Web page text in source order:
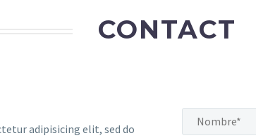
CONTACT
adipisicing elit, sed do